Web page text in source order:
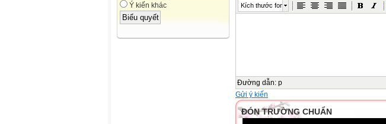
Ý kiến khác
Kích thước font
Đường dẫn: p
Gửi ý kiến
ĐÓN TRƯỜNG CHUẨN